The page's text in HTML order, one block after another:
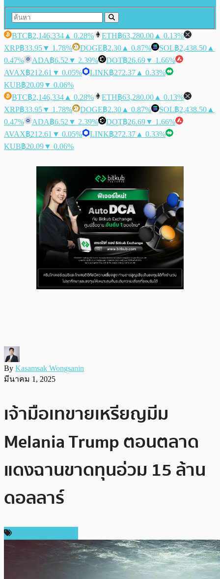
BTC฿2,146,334 ▲ 0.28% ETH฿63,280.00 ▲ 0.13%
XRP฿33.95▼ 1.78% DOGE฿2.30 ▲ 0.87% SOL฿2,438.50 ▲
0.47%
ADA฿6.52 ▼ 2.39% DOT฿26.69▼ 1.66%
AVAX฿212.61 ▼ 0.05% LINK฿272.37 ▲ 0.33%
KUB฿20.09▼ 0.06%
BTC฿2,146,334 ▲ 0.28% ETH฿63,280.00 ▲ 0.13%
XRP฿33.95▼ 1.78% DOGE฿2.30 ▲ 0.87% SOL฿2,438.50 ▲
0.47%
ADA฿6.52 ▼ 2.39% DOT฿26.69▼ 1.66%
AVAX฿212.61 ▼ 0.05% LINK฿272.37 ▲ 0.33%
KUB฿20.09▼ 0.06%
By Kasamsak Wongsanin
มีนาคม 1, 2025
เจ้ามือเทขายเหรียญมีม
Melania Trump ตอนตลาด
แดงฉานขาดทุนอ่วม 15 ล้าน
ดอลลาร์